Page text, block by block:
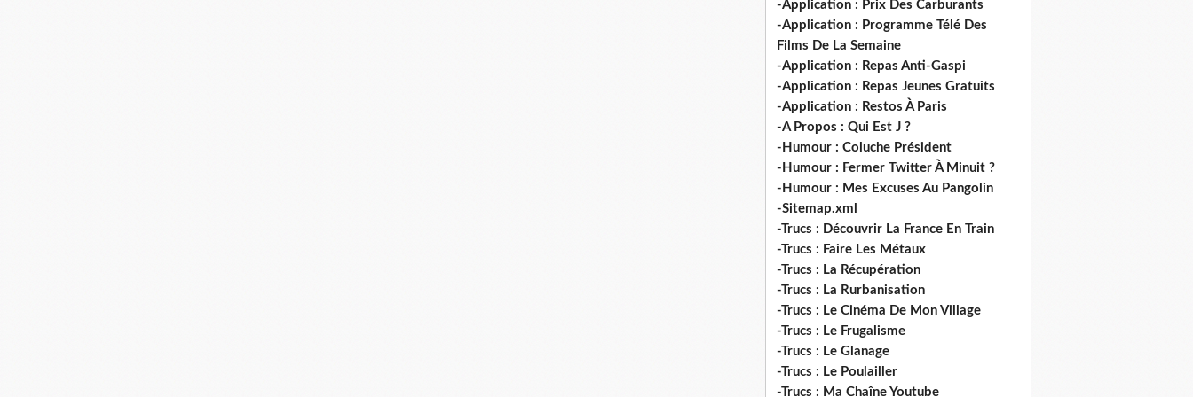
-Application : Prix Des Carburants
-Application : Programme Télé Des
Films De La Semaine
-Application : Repas Anti-Gaspi
-Application : Repas Jeunes Gratuits
-Application : Restos À Paris
-A Propos : Qui Est J ?
-Humour : Coluche Président
-Humour : Fermer Twitter À Minuit ?
-Humour : Mes Excuses Au Pangolin
-Sitemap.xml
-Trucs : Découvrir La France En Train
-Trucs : Faire Les Métaux
-Trucs : La Récupération
-Trucs : La Rurbanisation
-Trucs : Le Cinéma De Mon Village
-Trucs : Le Frugalisme
-Trucs : Le Glanage
-Trucs : Le Poulailler
-Trucs : Ma Chaîne Youtube